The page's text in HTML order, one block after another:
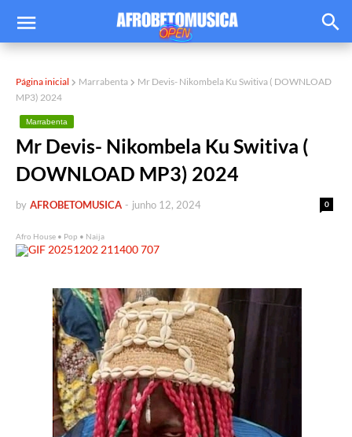
Página inicial Marrabenta
Mr Devis- Nikombela Ku Switiva ( DOWNLOAD
MP3) 2024
Marrabenta
Mr Devis- Nikombela Ku Switiva (
DOWNLOAD MP3) 2024
by AFROBETOMUSICA 0
- junho 12, 2024
Afro House • Pop • Naija